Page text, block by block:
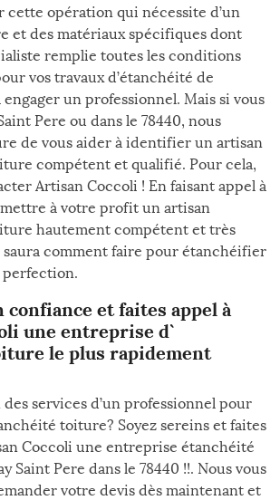
cette opération qui nécessite d’un
et des matériaux spécifiques dont
remplie toutes les conditions
vos travaux d’étanchéité de
un professionnel. Mais si vous
Pere ou dans le 78440, nous
de vous aider à identifier un artisan
compétent et qualifié. Pour cela,
Artisan Coccoli ! En faisant appel à
à votre profit un artisan
hautement compétent et très
comment faire pour étanchéifier
confiance et faites appel à
une entreprise d`
le plus rapidement
des services d’un professionnel pour
toiture? Soyez sereins et faites
Coccoli une entreprise étanchéité
Saint Pere dans le 78440 !!. Nous vous
votre devis dès maintenant et